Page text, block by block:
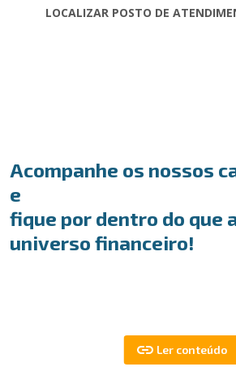
LOCALIZAR POSTO DE
Acompanhe os nossos
e
fique por dentro do que
universo financeiro!